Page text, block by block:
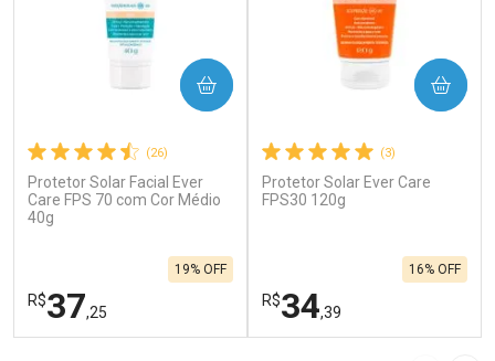
(26)
Protetor Solar Facial Ever
Care FPS 70 com Cor Médio
40g
R$37,25
19% OFF
COMPRAR
(3)
Protetor Solar Ever Care
FPS30 120g
R$34,39
16% OFF
COMPRAR